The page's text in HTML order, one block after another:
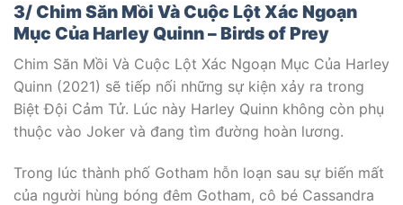
3/ Chim Săn Mồi Và Cuộc Lột Xác Ngoạn
Mục Của Harley Quinn – Birds of Prey
Chim Săn Mồi Và Cuộc Lột Xác Ngoạn Mục Của Harley
Quinn (2021) sẽ tiếp nối những sự kiện xảy ra trong
Biệt Đội Cảm Tử. Lúc này Harley Quinn không còn phụ
thuộc vào Joker và đang tìm đường hoàn lương.
Trong lúc thành phố Gotham hỗn loạn sau sự biến mất
của người hùng bóng đêm Gotham, cô bé Cassandra